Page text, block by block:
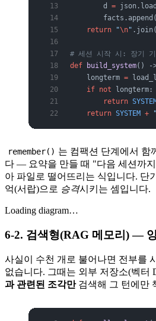
        d
=
        facts.append(
    return
"\n"
# 세션 시작 시: 장기 기
def build_system() -
    longterm
=
    if
not longterm:
        return
SYSTEM
    return
SYSTEM + "
remember() 는 컴팩션 단계에서 함
다 — 요약을 만들 때 "다음 세션까
아 파일로 떨어뜨리는 식입니다. 단
억(서랍)으로 승격시키는 셈입니다.
Loading diagram…
6-2. 검색형(RAG 메모리) —
사실이 수천 개로 불어나면 전부를
없습니다. 그때는 외부 저장소(벡터
과 관련된 조각만검색해 그 턴에만